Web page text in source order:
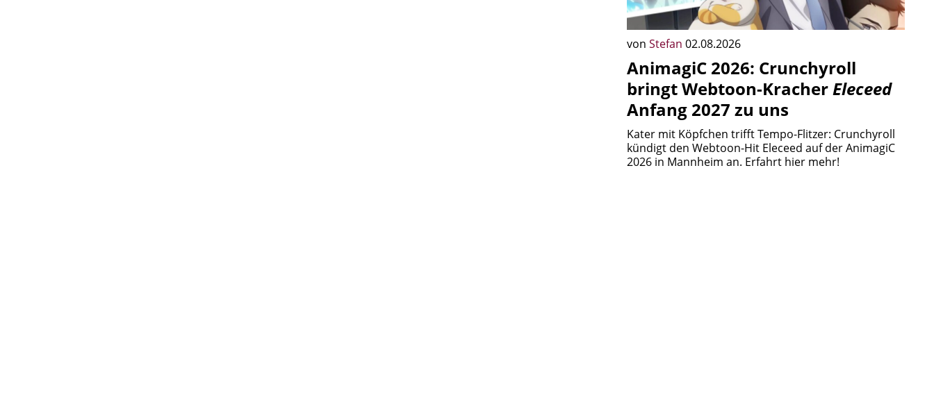
von Stefan 02.08.2026
AnimagiC 2026: Crunchyroll
bringt Webtoon-KracherEleceed
Anfang 2027 zu uns
Kater mit Köpfchen trifft Tempo-Flitzer: Crunchyroll
kündigt den Webtoon-Hit Eleceed auf der AnimagiC
2026 in Mannheim an. Erfahrt hier mehr!